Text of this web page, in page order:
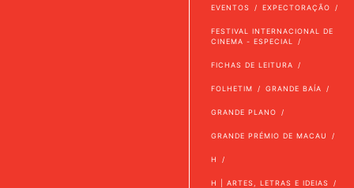
EVENTOS EXPECTORAÇÃO
FESTIVAL INTERNACIONAL DE
CINEMA - ESPECIAL
FICHAS DE LEITURA
FOLHETIM GRANDE BAÍA
GRANDE PLANO
GRANDE PRÉMIO DE MACAU
H
H | ARTES, LETRAS E IDEIAS